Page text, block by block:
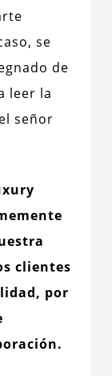
se
de
leer la
señor
clientes
por